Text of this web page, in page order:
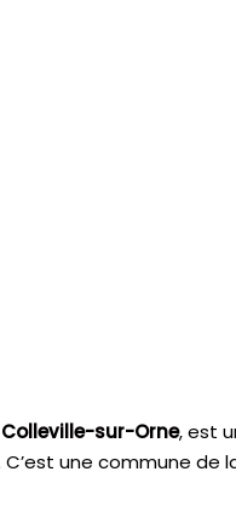
Colleville-sur-Orne, est
une commune